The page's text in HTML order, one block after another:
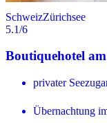
SchweizZürichsee
5.1/6
Boutiquehotel
privater
Übernachtung